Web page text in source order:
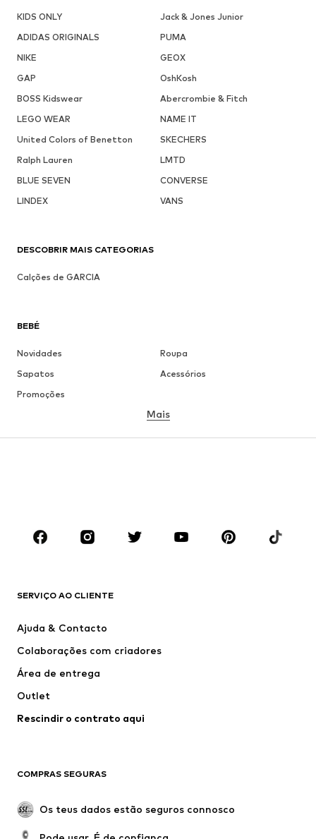
KIDS ONLY
Jack & Jones Junior
ADIDAS ORIGINALS
PUMA
NIKE
GEOX
GAP
OshKosh
BOSS Kidswear
Abercrombie & Fitch
LEGO WEAR
NAME IT
United Colors of Benetton
SKECHERS
Ralph Lauren
LMTD
BLUE SEVEN
CONVERSE
LINDEX
VANS
BEBÉ
Novidades
Roupa
Sapatos
Acessórios
Promoções
MARCAS
new balance
CONVERSE
Mais
SERVIÇO AO CLIENTE
Ajuda & Contacto
Colaborações com criadores
Área de entrega
Outlet
Rescindir o contrato aqui
COMPRAS SEGURAS
Os teus dados estão seguros connosco
DESCOBRIR MAIS CATEGORIAS
Calções de GARCIA